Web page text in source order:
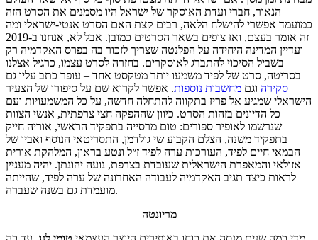
הנאור, חברי ועדת האוסקר של ישראל היו מסמנים את הסרט הזה
כמועמד אפשרי להישלח הלאה, רבים קצת האם הסרט אנטי-ישראלי ומה
זה אומר בעצם, ואז צופים בשאר הסרטים כמובן. אבל לא, אנחנו ב-2019
ועדיין המדינה היחידה על הפלנטה שצריך לזכור בה בפרס האקדמיה רק
בשביל הסיכוי להתברג לאוסקרים. בחזרה לסרט עצמו, כרגיל אצלנו
בסריטה, סרט של לפיד משמעו יותר מטקסט אחד – עופר כתב עליו גם
סקירה וגם מחשבות נוספות. אפשר לקרוא שם על סיפורו של הצעיר
הישראלי שמגיע אל פריז בתקווה להתחלה חדשה, על כל המשמעויות ועם
כל הדיונים בזהות הסרט. כיוון שההפקה חצי צרפתית, אנשי הצוות
שנרשמו לאופיר ספורים: טום מרסייה בתפקיד הראשי, אוריה חייק
בתפקיד משנה, הצלם הקבוע שי גולדמן, התסריטאי הנוסף ואביו של
הבמאי חיים לפיד, העורכות ערה לפיד ז״ל ונטע בראון, המלהקת אורית
אזולאי והמאפרת הישראלית שעובדת בצרפת, נועה יהונתן. יהיה מעניין
לראות כיצד תגיב האקדמיה לעבודה האחרונה של ערה לפיד, שהייתה
מועמדת גם בשנה שעברה.
מריונטה